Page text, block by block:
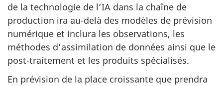
de la technologie de l’IA dans la chaîne de
production ira au-delà des modèles de prévision
numérique et inclura les observations, les
méthodes d’assimilation de données ainsi que le
post-traitement et les produits spécialisés.
En prévision de la place croissante que prendra